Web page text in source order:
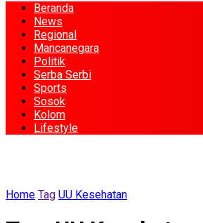
Beranda
News
Regional
Mancanegara
Politik
Serba Serbi
Sports
Sosok
Kolom
Lifestyle
Home Tag UU Kesehatan